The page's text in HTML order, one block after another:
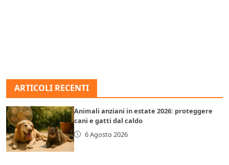
ARTICOLI RECENTI
Animali anziani in estate 2026: proteggere
cani e gatti dal caldo
6 Agosto 2026